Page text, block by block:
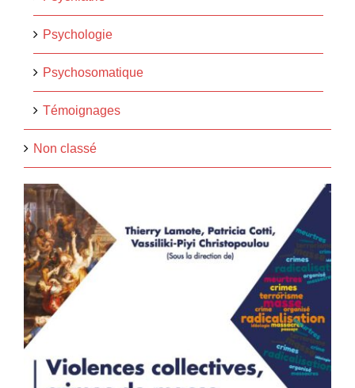
Psychologie
Psychosomatique
Témoignages
Non classé